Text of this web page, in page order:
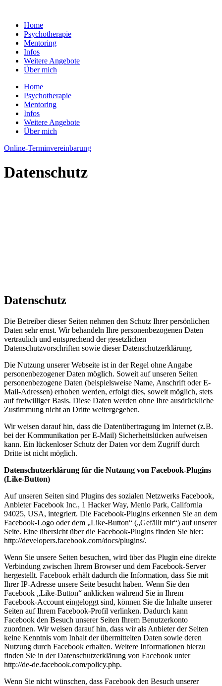
wechselnHome
Psychotherapie
Mentoring
Infos
Weitere Angebote
Über mich
Home
Psychotherapie
Mentoring
Infos
Weitere Angebote
Über mich
Online-Terminvereinbarung
Datenschutz
Datenschutz
Die Betreiber dieser Seiten nehmen den Schutz Ihrer persönlichen
Daten sehr ernst. Wir behandeln Ihre personenbezogenen Daten
vertraulich und entsprechend der gesetzlichen
Datenschutzvorschriften sowie dieser Datenschutzerklärung.
Die Nutzung unserer Webseite ist in der Regel ohne Angabe
personenbezogener Daten möglich. Soweit auf unseren Seiten
personenbezogene Daten (beispielsweise Name, Anschrift oder E-
Mail-Adressen) erhoben werden, erfolgt dies, soweit möglich, stets
auf freiwilliger Basis. Diese Daten werden ohne Ihre ausdrückliche
Zustimmung nicht an Dritte weitergegeben.
Wir weisen darauf hin, dass die Datenübertragung im Internet (z.B.
bei der Kommunikation per E-Mail) Sicherheitslücken aufweisen
kann. Ein lückenloser Schutz der Daten vor dem Zugriff durch
Dritte ist nicht möglich.
Datenschutzerklärung für die Nutzung von Facebook-Plugins
(Like-Button)
Auf unseren Seiten sind Plugins des sozialen Netzwerks Facebook,
Anbieter Facebook Inc., 1 Hacker Way, Menlo Park, California
94025, USA, integriert. Die Facebook-Plugins erkennen Sie an dem
Facebook-Logo oder dem „Like-Button“ („Gefällt mir“) auf unserer
Seite. Eine übersicht über die Facebook-Plugins finden Sie hier:
http://developers.facebook.com/docs/plugins/.
Wenn Sie unsere Seiten besuchen, wird über das Plugin eine direkte
Verbindung zwischen Ihrem Browser und dem Facebook-Server
hergestellt. Facebook erhält dadurch die Information, dass Sie mit
Ihrer IP-Adresse unsere Seite besucht haben. Wenn Sie den
Facebook „Like-Button“ anklicken während Sie in Ihrem
Facebook-Account eingeloggt sind, können Sie die Inhalte unserer
Seiten auf Ihrem Facebook-Profil verlinken. Dadurch kann
Facebook den Besuch unserer Seiten Ihrem Benutzerkonto
zuordnen. Wir weisen darauf hin, dass wir als Anbieter der Seiten
keine Kenntnis vom Inhalt der übermittelten Daten sowie deren
Nutzung durch Facebook erhalten. Weitere Informationen hierzu
finden Sie in der Datenschutzerklärung von Facebook unter
http://de-de.facebook.com/policy.php.
Wenn Sie nicht wünschen, dass Facebook den Besuch unserer